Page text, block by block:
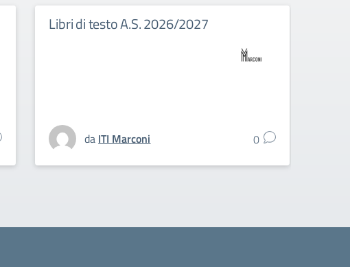
Libri di testo A.S. 2026/2027
da ITI Marconi 0